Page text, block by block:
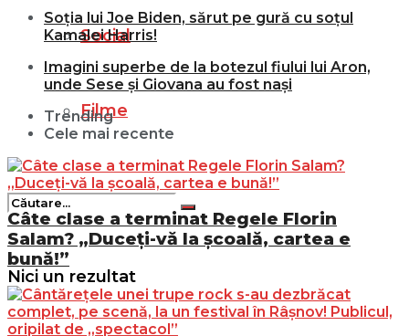
Social
Filme
Nici un rezultat
Soția lui Joe Biden, sărut pe gură cu soțul
Kamalei Harris!
Imagini superbe de la botezul fiului lui Aron,
unde Sese și Giovana au fost nași
Trending
Cele mai recente
Câte clase a terminat Regele Florin
Salam? „Duceți-vă la școală, cartea e
bună!”